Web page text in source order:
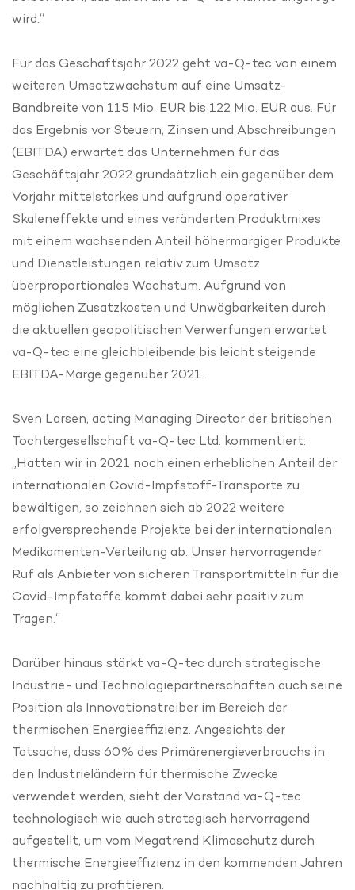
wird.“
Für das Geschäftsjahr 2022 geht va-Q-tec von einem
weiteren Umsatzwachstum auf eine Umsatz-
Bandbreite von 115 Mio. EUR bis 122 Mio. EUR aus. Für
das Ergebnis vor Steuern, Zinsen und Abschreibungen
(EBITDA) erwartet das Unternehmen für das
Geschäftsjahr 2022 grundsätzlich ein gegenüber dem
Vorjahr mittelstarkes und aufgrund operativer
Skaleneffekte und eines veränderten Produktmixes
mit einem wachsenden Anteil höhermargiger Produkte
und Dienstleistungen relativ zum Umsatz
überproportionales Wachstum. Aufgrund von
möglichen Zusatzkosten und Unwägbarkeiten durch
die aktuellen geopolitischen Verwerfungen erwartet
va-Q-tec eine gleichbleibende bis leicht steigende
EBITDA-Marge gegenüber 2021.
Sven Larsen, acting Managing Director der britischen
Tochtergesellschaft va-Q-tec Ltd. kommentiert:
„Hatten wir in 2021 noch einen erheblichen Anteil der
internationalen Covid-Impfstoff-Transporte zu
bewältigen, so zeichnen sich ab 2022 weitere
erfolgversprechende Projekte bei der internationalen
Medikamenten-Verteilung ab. Unser hervorragender
Ruf als Anbieter von sicheren Transportmitteln für die
Covid-Impfstoffe kommt dabei sehr positiv zum
Tragen.“
Darüber hinaus stärkt va-Q-tec durch strategische
Industrie- und Technologiepartnerschaften auch seine
Position als Innovationstreiber im Bereich der
thermischen Energieeffizienz. Angesichts der
Tatsache, dass 60% des Primärenergieverbrauchs in
den Industrieländern für thermische Zwecke
verwendet werden, sieht der Vorstand va-Q-tec
technologisch wie auch strategisch hervorragend
aufgestellt, um vom Megatrend Klimaschutz durch
thermische Energieeffizienz in den kommenden Jahren
nachhaltig zu profitieren.